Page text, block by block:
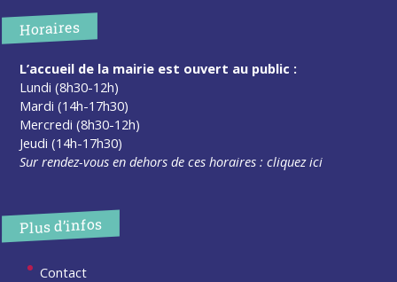
Horaires
L’accueil de la mairie est ouvert au public :
Lundi (8h30-12h)
Mardi (14h-17h30)
Mercredi (8h30-12h)
Jeudi (14h-17h30)
Sur rendez-vous en dehors de ces horaires :cliquez ici
Plus d’infos
Contact